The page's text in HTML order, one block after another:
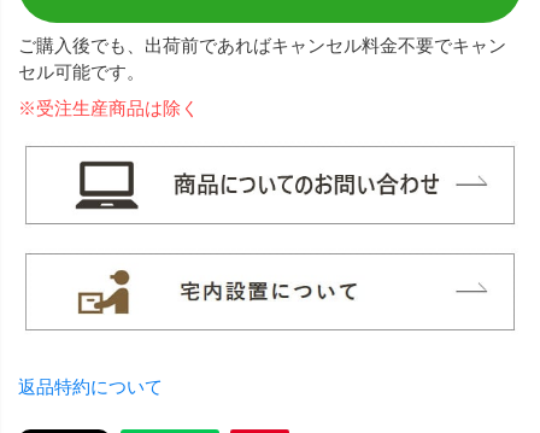
ご購入後でも、出荷前であればキャンセル料金不要でキャン
セル可能です。
※受注生産商品は除く
返品特約について